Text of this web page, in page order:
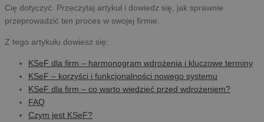
Cię dotyczyć. Przeczytaj artykuł i dowiedz się, jak sprawnie
przeprowadzić ten proces w swojej firmie.
Z tego artykułu dowiesz się:
KSeF dla firm – harmonogram wdrożenia i kluczowe terminy
KSeF – korzyści i funkcjonalności nowego systemu
KSeF dla firm – co warto wiedzieć przed wdrożeniem?
FAQ
Czym jest KSeF?